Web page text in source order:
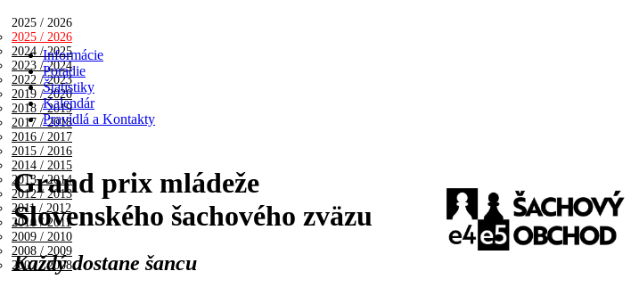
2025 / 2026
2025 / 2026
2024 / 2025
2023 / 2024
2022 / 2023
2019 / 2020
2018 / 2019
2017 / 2018
2016 / 2017
2015 / 2016
2014 / 2015
2013 / 2014
2012 / 2013
2011 / 2012
2010 / 2011
2009 / 2010
2008 / 2009
2007 / 2008
Informácie
Poradie
Štatistiky
Kalendár
Pravidlá a Kontakty
Grand prix mládeže
Slovenského šachového zväzu
Každý dostane šancu